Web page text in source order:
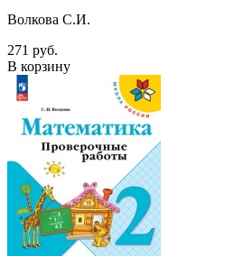
Волкова С.И.
271 руб.
В корзину